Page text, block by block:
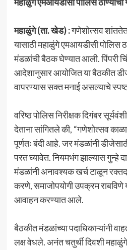
महाळुंगे (ता. खेड) :गणेशोत्सव शांततेत
यासाठी महाळुंगे एमआयडीसी पोलिस
मंडळांची बैठक घेण्यात आली. पिंपरी
आदेशानुसार आयोजित या बैठकीत
वापरण्यास सक्त मनाई असल्याचे
वरिष्ठ पोलिस निरीक्षक दिगंबर
देताना सांगितले की, “गणेशोत्सव
पूर्णतः बंदी आहे. जर मंडळांनी
परत घ्यावेत. नियमभंग झाल्यास
मंडळांनी अनावश्यक खर्च टाळून
करणे, समाजोपयोगी उपक्रम राबविणे
आवाहन करण्यात आले.
बैठकीत मंडळांच्या पदाधिकाऱ्यांनी
लक्ष वेधले. अनंत चतुर्थी दिवशी